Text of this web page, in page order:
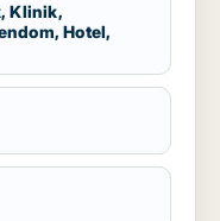
Klinik,
Hotel,